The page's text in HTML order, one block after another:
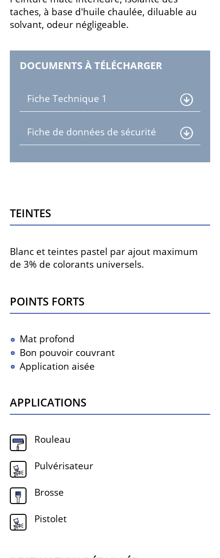
taches, à base d'huile chaulée, diluable au
solvant, odeur négligeable.
DOCUMENTS À TÉLÉCHARGER
Fiche Technique 1
Fiche de données de sécurité
Teintes
Blanc et teintes pastel par ajout maximum
de 3% de colorants universels.
Points forts
Mat profond
Bon pouvoir couvrant
Application aisée
Applications
Rouleau
Pulvérisateur
Brosse
Pistolet